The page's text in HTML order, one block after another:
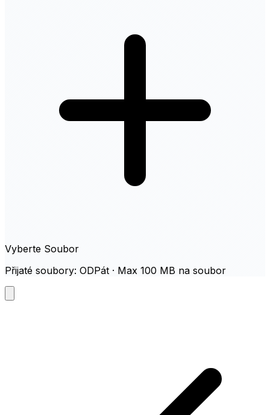
Vyberte Soubor
Přijaté soubory: ODPát · Max 100 MB na soubor